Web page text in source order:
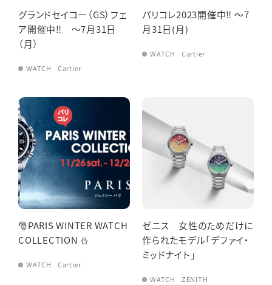
グランドセイコー（GS）フェ
ア開催中‼️ ～7月31日
（月）
WATCH Cartier
パリコレ2023開催中‼️ ～7
月31日(月)
WATCH Cartier
🎅PARIS WINTER WATCH
COLLECTION ⛄
WATCH Cartier
ゼニス 女性のためだけに
作られたモデル「デファイ・
ミッドナイト」
WATCH ZENITH